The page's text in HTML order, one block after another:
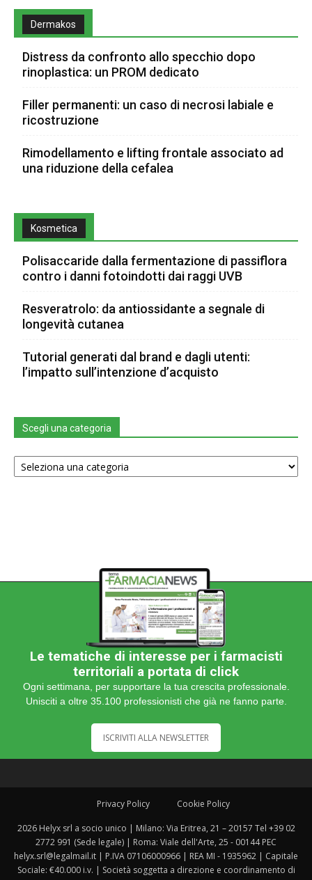
Dermakos
Distress da confronto allo specchio dopo
rinoplastica: un PROM dedicato
Filler permanenti: un caso di necrosi labiale e
ricostruzione
Rimodellamento e lifting frontale associato ad
una riduzione della cefalea
Kosmetica
Polisaccaride dalla fermentazione di passiflora
contro i danni fotoindotti dai raggi UVB
Resveratrolo: da antiossidante a segnale di
longevità cutanea
Tutorial generati dal brand e dagli utenti:
l’impatto sull’intenzione d’acquisto
Scegli una categoria
Scegli
una
Le tematiche di interesse per i farmacisti
territoriali a portata di click
Ogni settimana, per supportare la tua crescita professionale.
Unisciti a oltre 35.100 professionisti che già ne fanno parte.
ISCRIVITI ALLA NEWSLETTER
Privacy Policy Cookie Policy
2026 Helyx srl a socio unico | Milano: Via Eritrea, 21 – 20157 Tel +39 02
2772 991 (Sede legale) | Roma: Viale dell'Arte, 25 - 00144 PEC
helyx.srl@legalmail.it | P.IVA 07106000966 | REA MI - 1935962 | Capitale
Sociale: €40.000 i.v. | Società soggetta a direzione e coordinamento di